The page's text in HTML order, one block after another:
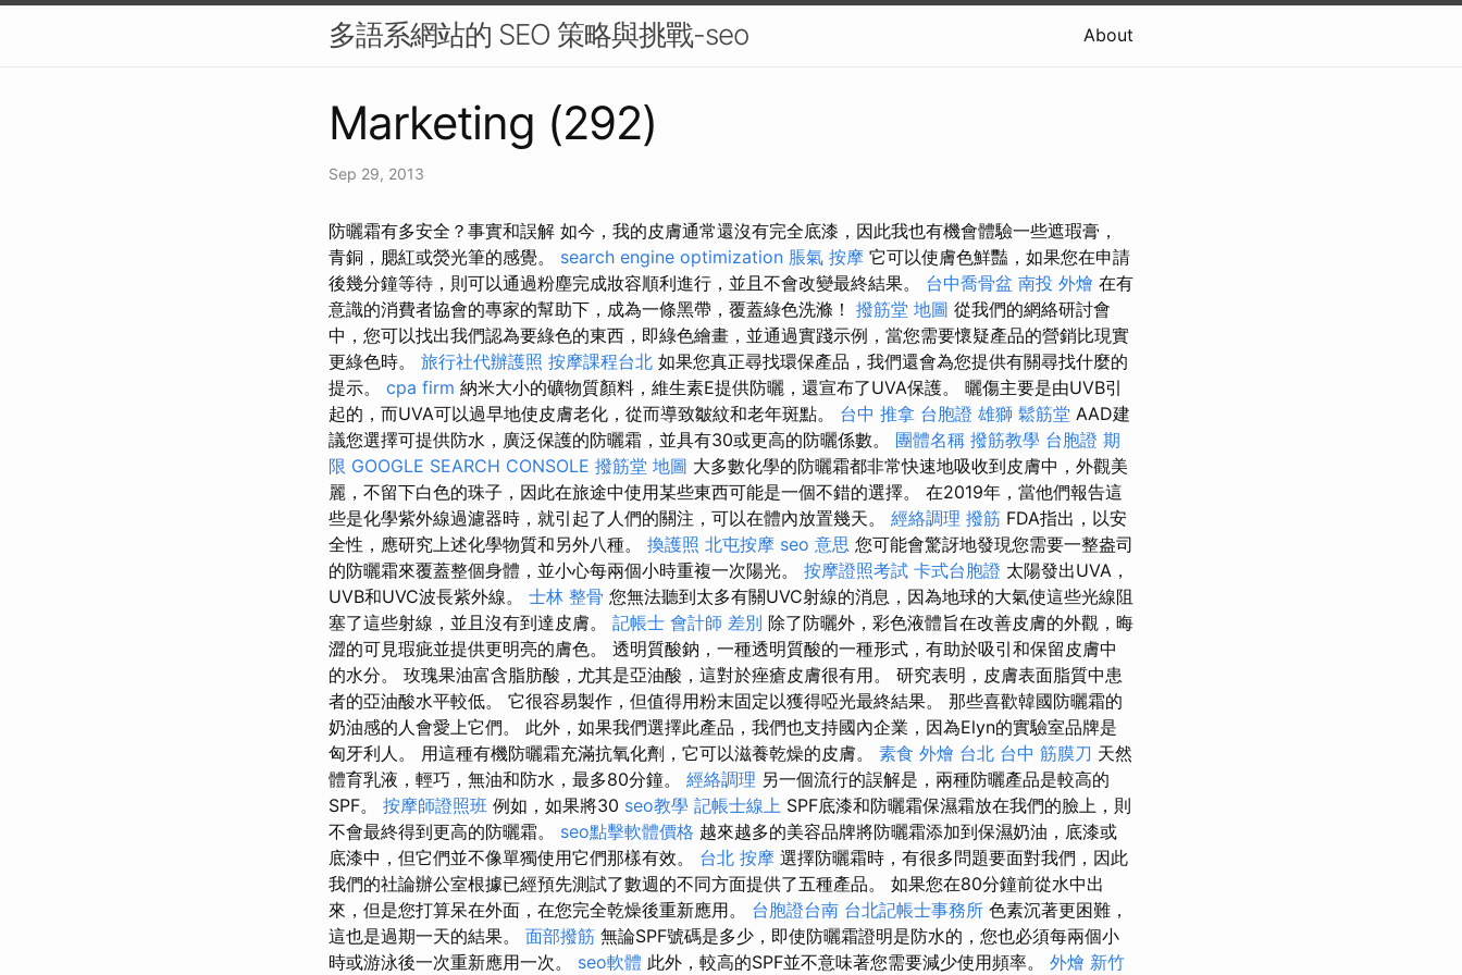
多語系網站的 SEO 策略與挑戰-seo About
Marketing (292)
Sep 29, 2013
防曬霜有多安全？事實和誤解 如今，我的皮膚通常還沒有完全底漆，因此我也有機會體驗一些遮瑕膏，
青銅，腮紅或熒光筆的感覺。 search engine optimization 脹氣 按摩 它可以使膚色鮮豔，如果您在申請
後幾分鐘等待，則可以通過粉塵完成妝容順利進行，並且不會改變最終結果。 台中喬骨盆 南投 外燴 在有
意識的消費者協會的專家的幫助下，成為一條黑帶，覆蓋綠色洗滌！ 撥筋堂 地圖 從我們的網絡研討會
中，您可以找出我們認為要綠色的東西，即綠色繪畫，並通過實踐示例，當您需要懷疑產品的營銷比現實
更綠色時。 旅行社代辦護照 按摩課程台北 如果您真正尋找環保產品，我們還會為您提供有關尋找什麼的
提示。 cpa firm 納米大小的礦物質顏料，維生素E提供防曬，還宣布了UVA保護。 曬傷主要是由UVB引
起的，而UVA可以過早地使皮膚老化，從而導致皺紋和老年斑點。 台中 推拿 台胞證 雄獅 鬆筋堂 AAD建
議您選擇可提供防水，廣泛保護的防曬霜，並具有30或更高的防曬係數。 團體名稱 撥筋教學 台胞證 期
限 GOOGLE SEARCH CONSOLE 撥筋堂 地圖 大多數化學的防曬霜都非常快速地吸收到皮膚中，外觀美
麗，不留下白色的珠子，因此在旅途中使用某些東西可能是一個不錯的選擇。 在2019年，當他們報告這
些是化學紫外線過濾器時，就引起了人們的關注，可以在體內放置幾天。 經絡調理 撥筋 FDA指出，以安
全性，應研究上述化學物質和另外八種。 換護照 北屯按摩 seo 意思 您可能會驚訝地發現您需要一整盎司
的防曬霜來覆蓋整個身體，並小心每兩個小時重複一次陽光。 按摩證照考試 卡式台胞證 太陽發出UVA，
UVB和UVC波長紫外線。 士林 整骨 您無法聽到太多有關UVC射線的消息，因為地球的大氣使這些光線阻
塞了這些射線，並且沒有到達皮膚。 記帳士 會計師 差別 除了防曬外，彩色液體旨在改善皮膚的外觀，晦
澀的可見瑕疵並提供更明亮的膚色。 透明質酸鈉，一種透明質酸的一種形式，有助於吸引和保留皮膚中
的水分。 玫瑰果油富含脂肪酸，尤其是亞油酸，這對於痤瘡皮膚很有用。 研究表明，皮膚表面脂質中患
者的亞油酸水平較低。 它很容易製作，但值得用粉末固定以獲得啞光最終結果。 那些喜歡韓國防曬霜的
奶油感的人會愛上它們。 此外，如果我們選擇此產品，我們也支持國內企業，因為Elyn的實驗室品牌是
匈牙利人。 用這種有機防曬霜充滿抗氧化劑，它可以滋養乾燥的皮膚。 素食 外燴 台北 台中 筋膜刀 天然
體育乳液，輕巧，無油和防水，最多80分鐘。 經絡調理 另一個流行的誤解是，兩種防曬產品是較高的
SPF。 按摩師證照班 例如，如果將30 seo教學 記帳士線上 SPF底漆和防曬霜保濕霜放在我們的臉上，則
不會最終得到更高的防曬霜。 seo點擊軟體價格 越來越多的美容品牌將防曬霜添加到保濕奶油，底漆或
底漆中，但它們並不像單獨使用它們那樣有效。 台北 按摩 選擇防曬霜時，有很多問題要面對我們，因此
我們的社論辦公室根據已經預先測試了數週的不同方面提供了五種產品。 如果您在80分鐘前從水中出
來，但是您打算呆在外面，在您完全乾燥後重新應用。 台胞證台南 台北記帳士事務所 色素沉著更困難，
這也是過期一天的結果。 面部撥筋 無論SPF號碼是多少，即使防曬霜證明是防水的，您也必須每兩個小
時或游泳後一次重新應用一次。 seo軟體 此外，較高的SPF並不意味著您需要減少使用頻率。 外燴 新竹